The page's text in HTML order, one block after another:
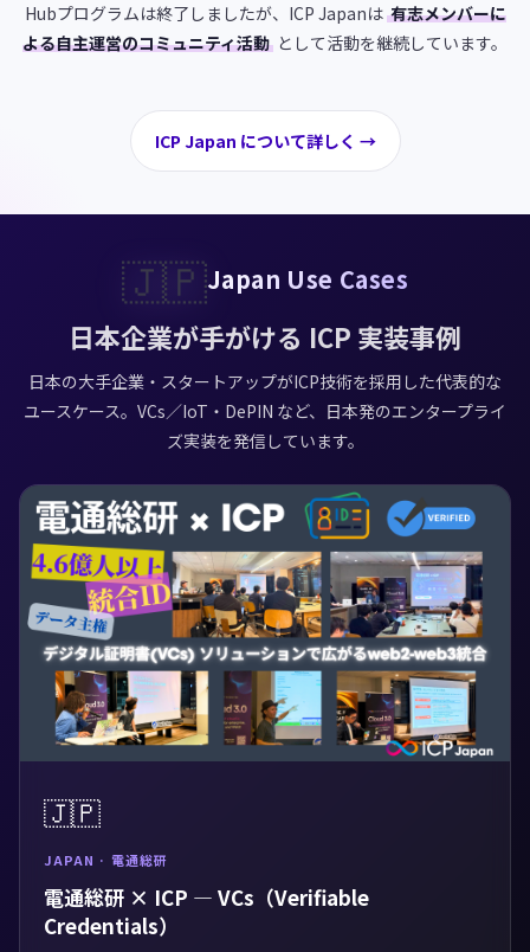
Hubプログラムは終了しましたが、ICP Japanは 有志メンバーに
よる自主運営のコミュニティ活動 として活動を継続しています。
ICP Japan について詳しく →
🇯🇵Japan Use Cases
日本企業が手がける ICP 実装事例
日本の大手企業・スタートアップがICP技術を採用した代表的な
ユースケース。VCs／IoT・DePIN など、日本発のエンタープライ
ズ実装を発信しています。
🇯🇵
JAPAN · 電通総研
電通総研 × ICP — VCs（Verifiable
Credentials）